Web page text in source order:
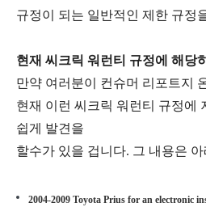
규정이 되는 일반적인 제한 규정
현재 씨크릭 워런티 규정에 해당
만약 여러분이 컨슈머 리포트지
현재 이런 씨크릭 워런티 규정에
쉽게 발견을
할수가 있을 겁니다. 그 내용은
2004-2009 Toyota Prius for an electronic